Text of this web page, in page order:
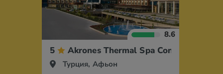
8.6
5 Akrones Thermal Spa Convention
Турция, Афьон